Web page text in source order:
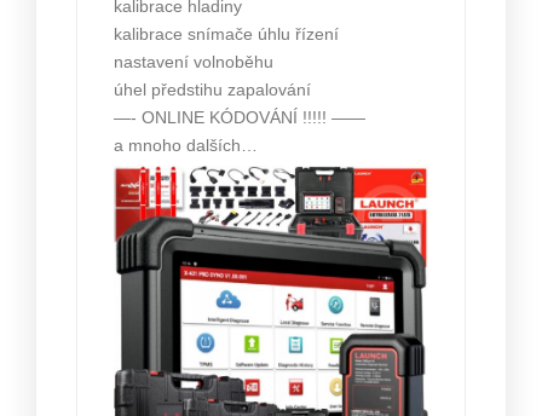
kalibrace hladiny
kalibrace snímače úhlu řízení
nastavení volnoběhu
úhel předstihu zapalování
—- ONLINE KÓDOVÁNÍ !!!!! ——
a mnoho dalších…